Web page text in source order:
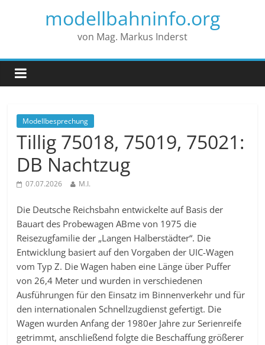
modellbahninfo.org
von Mag. Markus Inderst
Modellbesprechung
Tillig 75018, 75019, 75021:
DB Nachtzug
07.07.2026 M.I.
Die Deutsche Reichsbahn entwickelte auf Basis der
Bauart des Probewagen ABme von 1975 die
Reisezugfamilie der „Langen Halberstädter“. Die
Entwicklung basiert auf den Vorgaben der UIC-Wagen
vom Typ Z. Die Wagen haben eine Länge über Puffer
von 26,4 Meter und wurden in verschiedenen
Ausführungen für den Einsatz im Binnenverkehr und für
den internationalen Schnellzugdienst gefertigt. Die
Wagen wurden Anfang der 1980er Jahre zur Serienreife
getrimmt, anschließend folgte die Beschaffung größerer